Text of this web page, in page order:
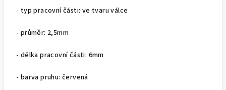
- typ pracovní části: ve tvaru válce
- průměr: 2,5mm
- délka pracovní části: 6mm
- barva pruhu: červená